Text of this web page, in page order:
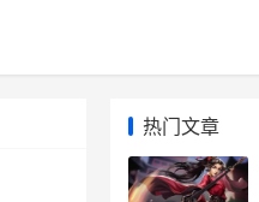
热门文章